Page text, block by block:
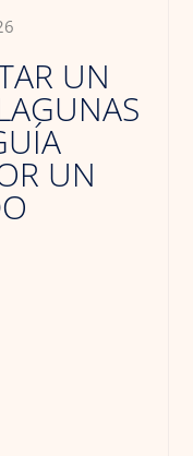
UN
UN